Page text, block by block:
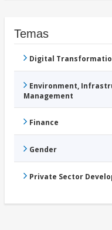
Temas
Digital
Environment,
Management
Finance
Gender
Private Sector